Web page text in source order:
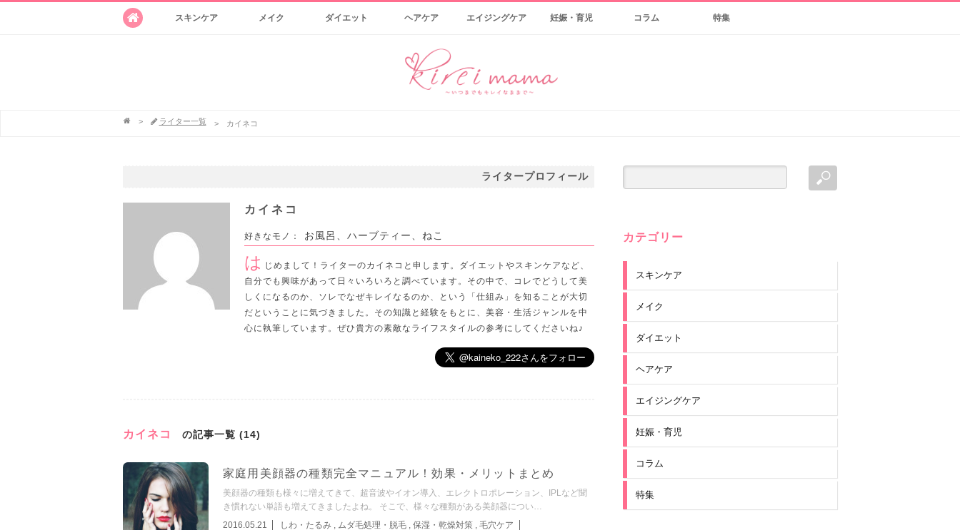
スキンケア メイク ダイエット ヘアケア エイジングケア 妊娠・育児 コラム 特集
> ライター一覧 > カイネコ
ライタープロフィール
カイネコ
好きなモノ： お風呂、ハーブティー、ねこ
は じめまして！ライターのカイネコと申します。ダイエットやスキンケアなど、
自分でも興味があって日々いろいろと調べています。その中で、コレでどうして美
しくになるのか、ソレでなぜキレイなるのか、という「仕組み」を知ることが大切
だということに気づきました。その知識と経験をもとに、美容・生活ジャンルを中
心に執筆しています。ぜひ貴方の素敵なライフスタイルの参考にしてくださいね♪
カイネコ の記事一覧 (14)
家庭用美顔器の種類完全マニュアル！効果・メリットまとめ
美顔器の種類も様々に増えてきて、超音波やイオン導入、エレクトロポレーション、IPLなど聞
き慣れない単語も増えてきましたよね。 そこで、様々な種類がある美顔器につい…
2016.05.21
しわ・たるみ , ムダ毛処理・脱毛 ,保湿・乾燥対策 ,毛穴ケア
カテゴリー
スキンケア
メイク
ダイエット
ヘアケア
エイジングケア
妊娠・育児
コラム
特集